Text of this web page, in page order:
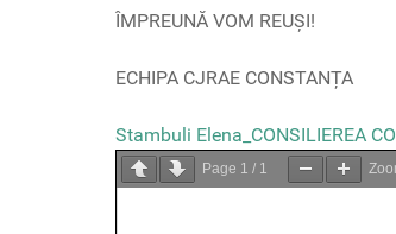
ÎMPREUNĂ VOM REUȘI!
ECHIPA CJRAE CONSTANȚA
Stambuli Elena_CONSILIEREA
Page 1 / 1